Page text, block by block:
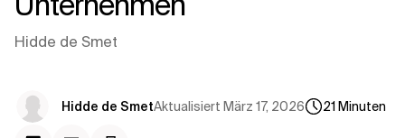
Hidde de Smet
Hidde de SmetAktualisiert März 17, 2026 21Minuten